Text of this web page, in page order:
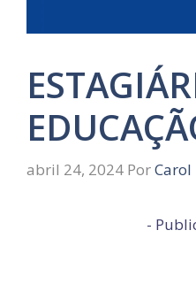
abril 24, 2024 PorCarol
-